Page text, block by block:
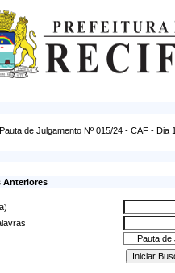
Pauta de Julgamento Nº 015/24 - CAF - Dia
Anteriores